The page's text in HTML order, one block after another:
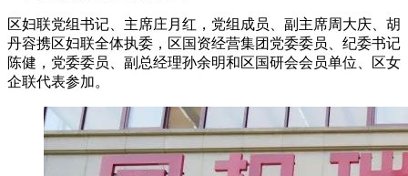
区妇联党组书记、主席庄月红，党组成员、副主席周大庆、胡
丹容携区妇联全体执委，区国资经营集团党委委员、纪委书记
陈健，党委委员、副总经理孙余明和区国研会会员单位、区女
企联代表参加。